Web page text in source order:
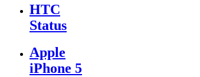
HTC
Status
Apple
iPhone 5